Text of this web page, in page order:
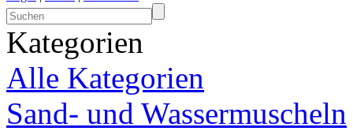
Kategorien
Alle Kategorien
Sand- und Wassermuscheln